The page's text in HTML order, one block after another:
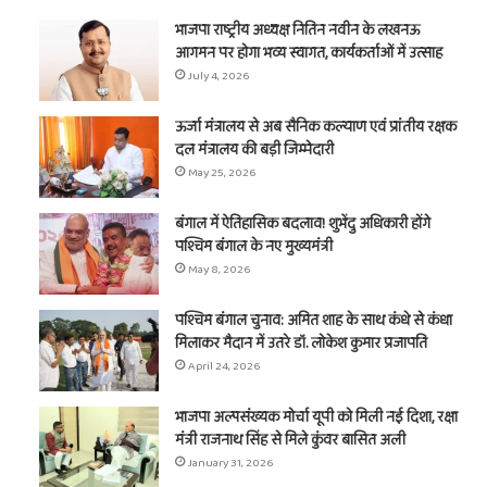
भाजपा राष्ट्रीय अध्यक्ष नितिन नवीन के लखनऊ
आगमन पर होगा भव्य स्वागत, कार्यकर्ताओं में उत्साह
July 4, 2026
ऊर्जा मंत्रालय से अब सैनिक कल्याण एवं प्रांतीय रक्षक
दल मंत्रालय की बड़ी जिम्मेदारी
May 25, 2026
बंगाल में ऐतिहासिक बदलाव! शुभेंदु अधिकारी होंगे
पश्चिम बंगाल के नए मुख्यमंत्री
May 8, 2026
पश्चिम बंगाल चुनाव: अमित शाह के साथ कंधे से कंधा
मिलाकर मैदान में उतरे डॉ. लोकेश कुमार प्रजापति
April 24, 2026
भाजपा अल्पसंख्यक मोर्चा यूपी को मिली नई दिशा, रक्षा
मंत्री राजनाथ सिंह से मिले कुंवर बासित अली
January 31, 2026